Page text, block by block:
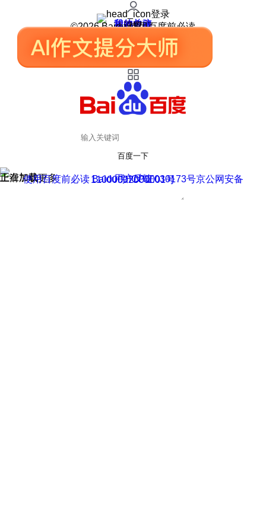
登录
我的关注
我的收藏
皮肤中心
用户反馈
设置
©2026 Baidu 使用百度前必读
百度一下
正在加载
上滑加载更多 用户反馈
使用百度前必读 Baidu 京ICP证030173号
京公网安备11000002000001号